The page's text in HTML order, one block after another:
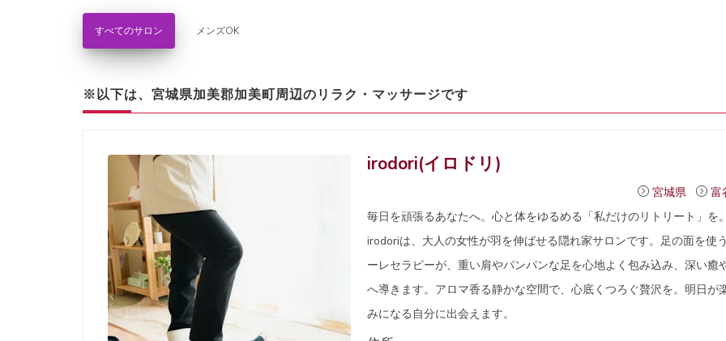
すべてのサロン メンズOK
※以下は、宮城県加美郡加美町周辺のリラク・マッサージです
irodori(イロドリ)
宮城県
富
毎日を頑張るあなたへ。心と体をゆるめる「私だけのリトリート」を。
irodoriは、大人の女性が羽を伸ばせる隠れ家サロンです。足の面を使
ーレセラピーが、重い肩やパンパンな足を心地よく包み込み、深い癒
へ導きます。アロマ香る静かな空間で、心底くつろぐ贅沢を。明日が
みになる自分に出会えます。